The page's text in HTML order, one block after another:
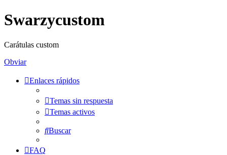
Swarzycustom
Carátulas custom
Obviar
Enlaces rápidos
Temas sin respuesta
Temas activos
Buscar
FAQ